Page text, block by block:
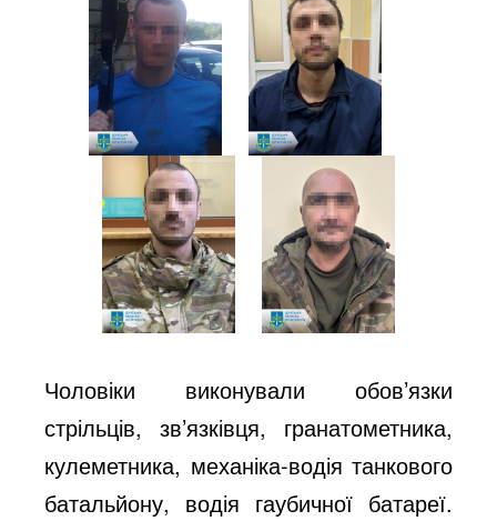
Чоловіки виконували обов’язки
стрільців, зв’язківця, гранатометника,
кулеметника, механіка-водія танкового
батальйону, водія гаубичної батареї.